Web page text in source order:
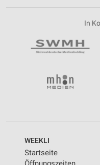
In
WEEKLI
Startseite